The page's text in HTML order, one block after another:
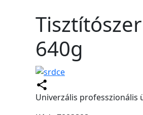
640g
Univerzális professzionális